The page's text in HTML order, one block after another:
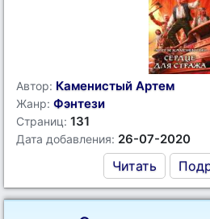
Автор: Каменистый Артем
Жанр: Фэнтези
Страниц: 131
Дата добавления: 26-07-2020
Читать